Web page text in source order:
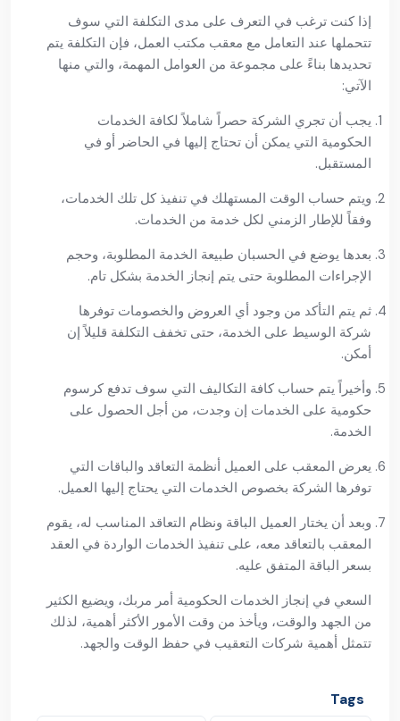
إذا كنت ترغب في التعرف على مدى التكلفة التي سوف
تتحملها عند التعامل مع معقب مكتب العمل، فإن التكلفة يتم
تحديدها بناءً على مجموعة من العوامل المهمة، والتي منها
الآتي:
يجب أن تجري الشركة حصراً شاملاً لكافة الخدمات
الحكومية التي يمكن أن تحتاج إليها في الحاضر أو في
المستقبل.
ويتم حساب الوقت المستهلك في تنفيذ كل تلك الخدمات،
وفقاً للإطار الزمني لكل خدمة من الخدمات.
بعدها يوضع في الحسبان طبيعة الخدمة المطلوبة، وحجم
الإجراءات المطلوبة حتى يتم إنجاز الخدمة بشكل تام.
ثم يتم التأكد من وجود أي العروض والخصومات توفرها
شركة الوسيط على الخدمة، حتى تخفف التكلفة قليلاً إن
أمكن.
وأخيراً يتم حساب كافة التكاليف التي سوف تدفع كرسوم
حكومية على الخدمات إن وجدت، من أجل الحصول على
الخدمة.
يعرض المعقب على العميل أنظمة التعاقد والباقات التي
توفرها الشركة بخصوص الخدمات التي يحتاج إليها العميل.
وبعد أن يختار العميل الباقة ونظام التعاقد المناسب له، يقوم
المعقب بالتعاقد معه، على تنفيذ الخدمات الواردة في العقد
بسعر الباقة المتفق عليه.
السعي في إنجاز الخدمات الحكومية أمر مربك، ويضيع الكثير
من الجهد والوقت، ويأخذ من وقت الأمور الأكثر أهمية، لذلك
تتمثل أهمية شركات التعقيب في حفظ الوقت والجهد.
Tags